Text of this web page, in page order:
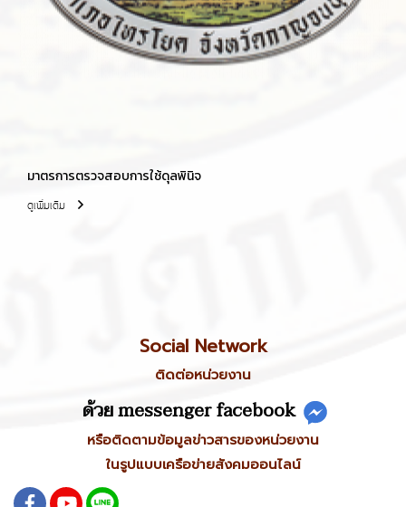
มาตรการตรวจสอบการใช้ดุลพินิจ
ดูเพิ่มเติม
Social Network
ติดต่อหน่วยงาน
ด้วย messenger facebook
หรือติดตามข้อมูลข่าวสารของหน่วยงาน
ในรูปแบบเครือข่ายสังคมออนไลน์